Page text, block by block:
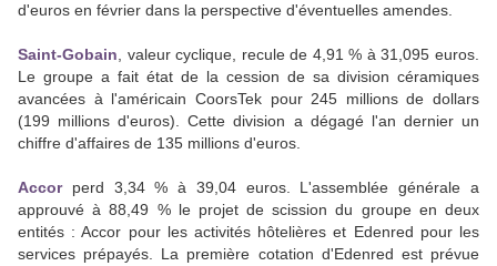
d'euros en février dans la perspective d'éventuelles amendes.
Saint-Gobain , valeur cyclique, recule de 4,91 % à 31,095 euros.
Le groupe a fait état de la cession de sa division céramiques
avancées à l'américain CoorsTek pour 245 millions de dollars
(199 millions d'euros). Cette division a dégagé l'an dernier un
chiffre d'affaires de 135 millions d'euros.
Accorperd 3,34 % à 39,04 euros. L'assemblée générale a
approuvé à 88,49 % le projet de scission du groupe en deux
entités : Accor pour les activités hôtelières et Edenred pour les
services prépayés. La première cotation d'Edenred est prévue